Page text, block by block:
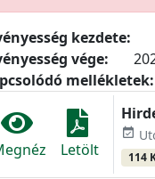
kezdete:
vége:
mellékletek:
Letölt
event_available
114